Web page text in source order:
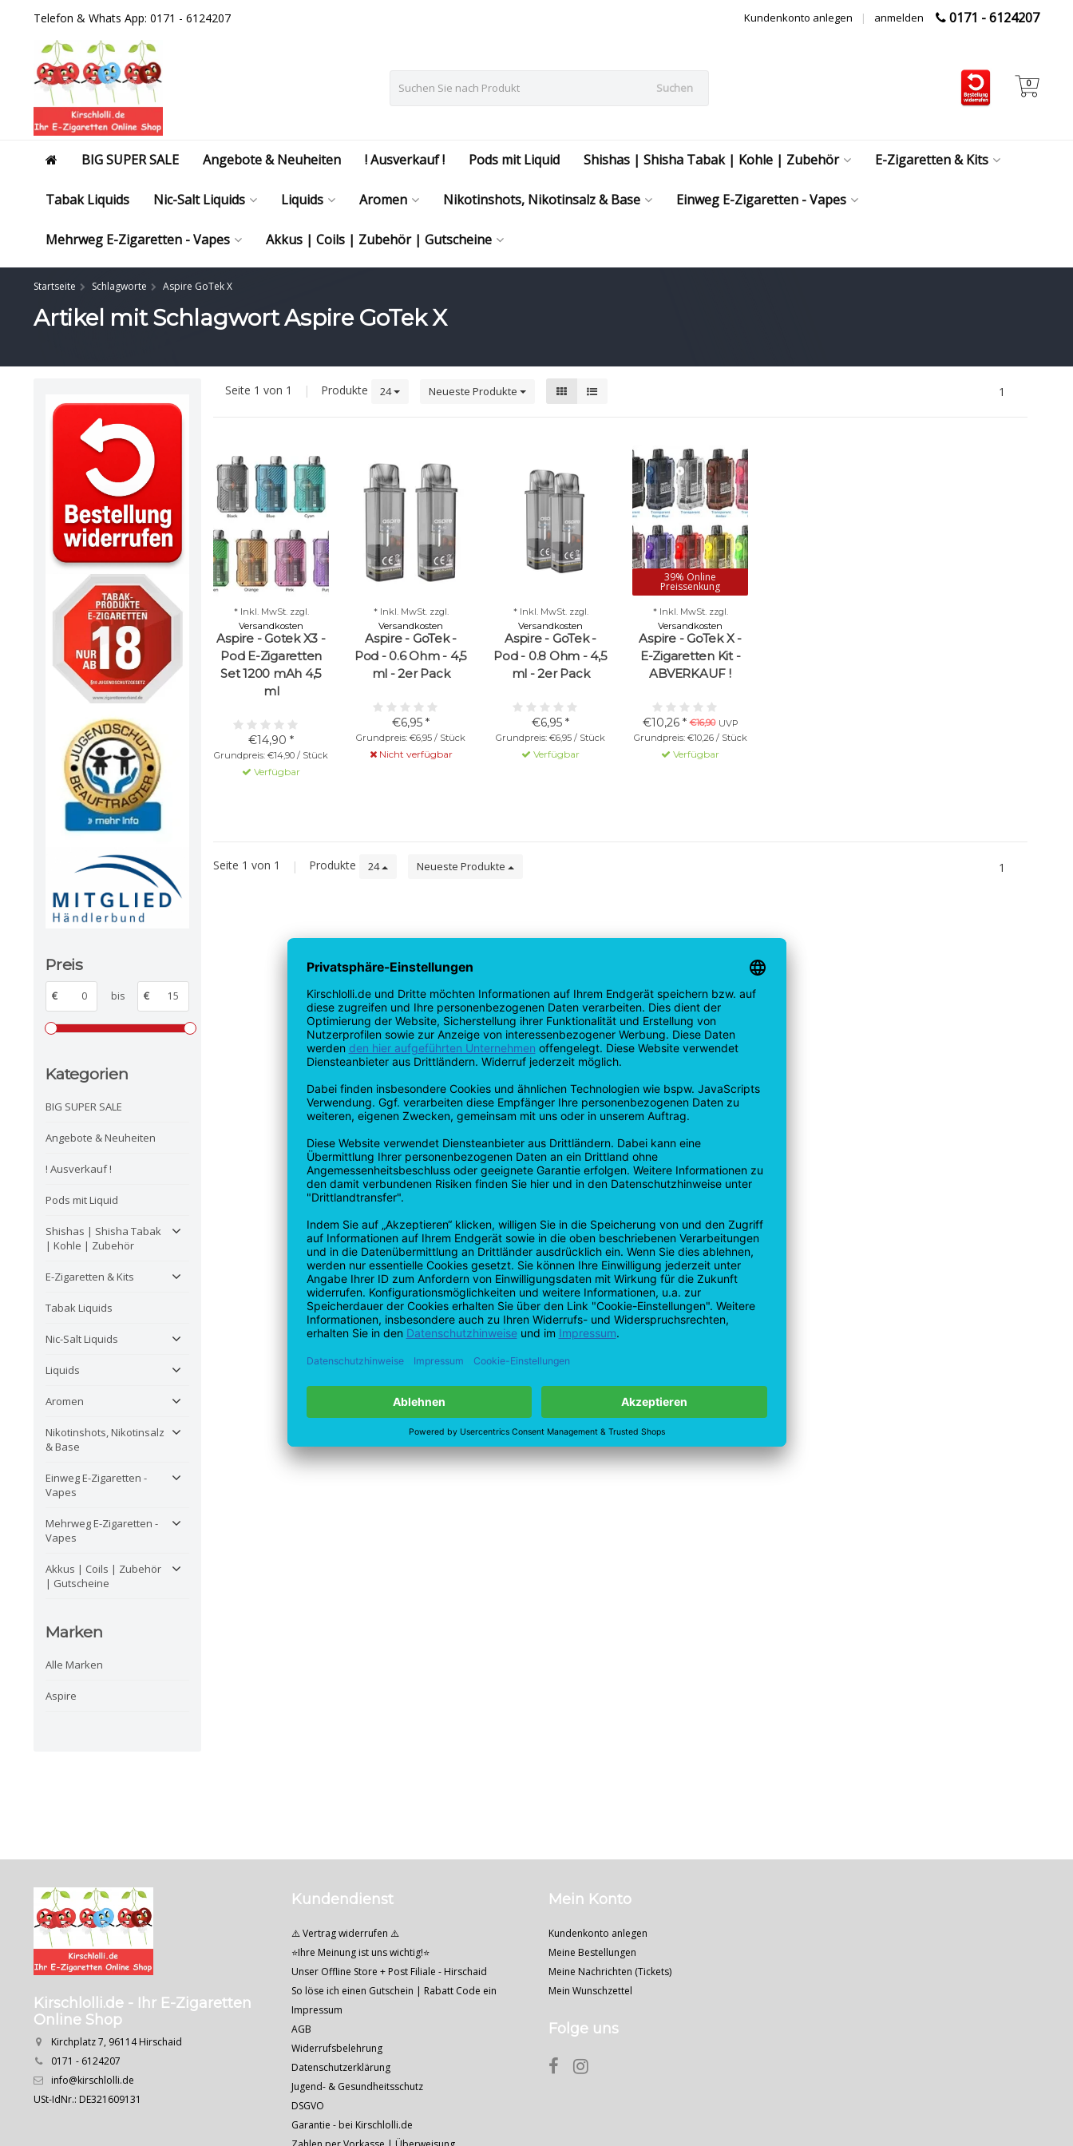
Telefon & Whats App: 0171 - 6124207 0171 - 6124207
anmelden
|
Kundenkonto anlegen
Suchen 0
BIG SUPER SALE Angebote & Neuheiten ! Ausverkauf ! Pods mit Liquid Shishas | Shisha Tabak | Kohle | Zubehör E-Zigaretten & Kits
Tabak Liquids Nic-Salt Liquids Liquids Aromen Nikotinshots, Nikotinsalz & Base Einweg E-Zigaretten - Vapes
Mehrweg E-Zigaretten - Vapes Akkus | Coils | Zubehör | Gutscheine
Startseite Schlagworte Aspire GoTek X
Artikel mit Schlagwort Aspire GoTek X
Preis
€ bis €
Kategorien
BIG SUPER SALE
Angebote & Neuheiten
! Ausverkauf !
Pods mit Liquid
Shishas | Shisha Tabak
| Kohle | Zubehör
E-Zigaretten & Kits
Tabak Liquids
Nic-Salt Liquids
Liquids
Aromen
Nikotinshots, Nikotinsalz
& Base
Einweg E-Zigaretten -
Vapes
Mehrweg E-Zigaretten -
Vapes
Akkus | Coils | Zubehör
| Gutscheine
Marken
Alle Marken
Aspire
Seite 1 von 1 | Produkte 24 Neueste Produkte 1
Aspire - Gotek X3 -
Pod E-Zigaretten
Set 1200 mAh 4,5
ml
€14,90 *
Grundpreis: €14,90 / Stück
* Inkl. MwSt. zzgl.
Versandkosten
Verfügbar
Aspire - GoTek -
Pod - 0.6 Ohm - 4,5
ml - 2er Pack
€6,95 *
Grundpreis: €6,95 / Stück
* Inkl. MwSt. zzgl.
Versandkosten
Nicht verfügbar
Aspire - GoTek -
Pod - 0.8 Ohm - 4,5
ml - 2er Pack
€6,95 *
Grundpreis: €6,95 / Stück
* Inkl. MwSt. zzgl.
Versandkosten
Verfügbar
39% Online
Preissenkung
Aspire - GoTek X -
E-Zigaretten Kit -
ABVERKAUF !
€10,26 * €16,90 UVP
Grundpreis: €10,26 / Stück
* Inkl. MwSt. zzgl.
Versandkosten
Verfügbar
Seite 1 von 1 | Produkte 24 Neueste Produkte 1
Kirschlolli.de - Ihr E-Zigaretten
Online Shop
Kirchplatz 7, 96114 Hirschaid
0171 - 6124207
info@kirschlolli.de
USt-IdNr.: DE321609131
Kundendienst
⚠️ Vertrag widerrufen ⚠️
⭐Ihre Meinung ist uns wichtig!⭐
Unser Offline Store + Post Filiale - Hirschaid
So löse ich einen Gutschein | Rabatt Code ein
Impressum
AGB
Widerrufsbelehrung
Datenschutzerklärung
Jugend- & Gesundheitsschutz
DSGVO
Garantie - bei Kirschlolli.de
Mein Konto
Kundenkonto anlegen
Meine Bestellungen
Meine Nachrichten (Tickets)
Mein Wunschzettel
Folge uns